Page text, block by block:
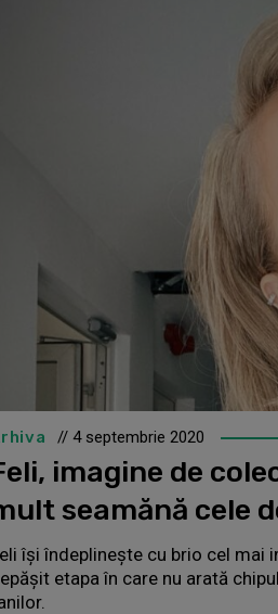
// 4 septembrie 2020
imagine de
seamănă cele
își îndeplinește cu brio cel mai
etapa în care nu arată